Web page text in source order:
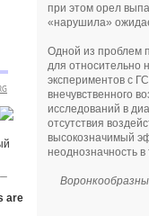
при этом орел
«нарушила»
Одной из проблем
для относительно
экспериментов с
внечувственного
исследований в
отсутствия
высокозначимый
неоднозначность